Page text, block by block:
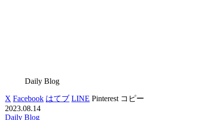
Daily Blog
X Facebook はてブ LINE Pinterest コピー
2023.08.14
Daily Blog